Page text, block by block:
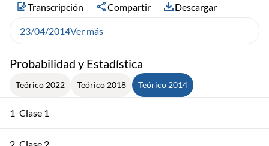
Probabilidad y Estadística
Teórico 2022 Teórico 2018 Teórico 2014
1 Clase 1
Transcripción Compartir Descargar
23/04/2014Ver más